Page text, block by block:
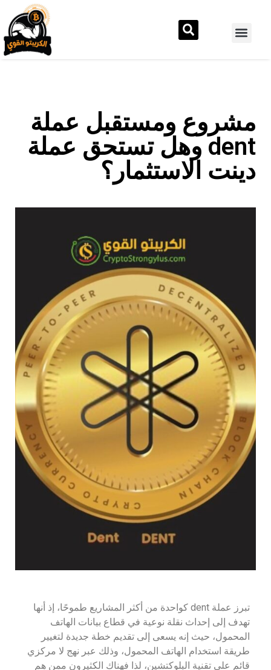
مشروع ومستقبل عملة
dent وهل تستحق عملة
دينت الاستثمار؟
تبرز عملة dent كواحدة من أكثر المشاريع طموحًا، إذ أنها
تهدف إلى إحداث نقلة نوعية في قطاع بيانات الهاتف
المحمول، حيث إنه يسعى إلى تقديم خطة جديدة لتغيير
طريقة استخدام الهاتف المحمول، وذلك عبر نهج لا مركزي
قائم على تقنية البلوكتشين، لذا فهناك الكثيرون ممن هم